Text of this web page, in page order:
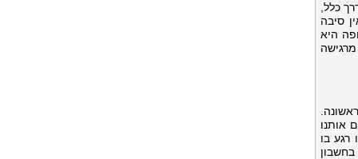
כלל,
סיבה
היא
אותנו
רגע בו